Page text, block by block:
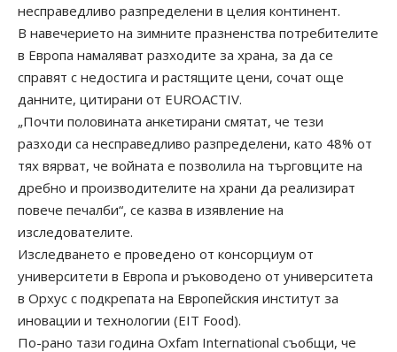
несправедливо разпределени в целия континент.
В навечерието на зимните празненства потребителите
в Европа намаляват разходите за храна, за да се
справят с недостига и растящите цени, сочат още
данните, цитирани от EUROACTIV.
„Почти половината анкетирани смятат, че тези
разходи са несправедливо разпределени, като 48% от
тях вярват, че войната е позволила на търговците на
дребно и производителите на храни да реализират
повече печалби“, се казва в изявление на
изследователите.
Изследването е проведено от консорциум от
университети в Европа и ръководено от университета
в Орхус с подкрепата на Европейския институт за
иновации и технологии (EIT Food).
По-рано тази година Oxfam International съобщи, че